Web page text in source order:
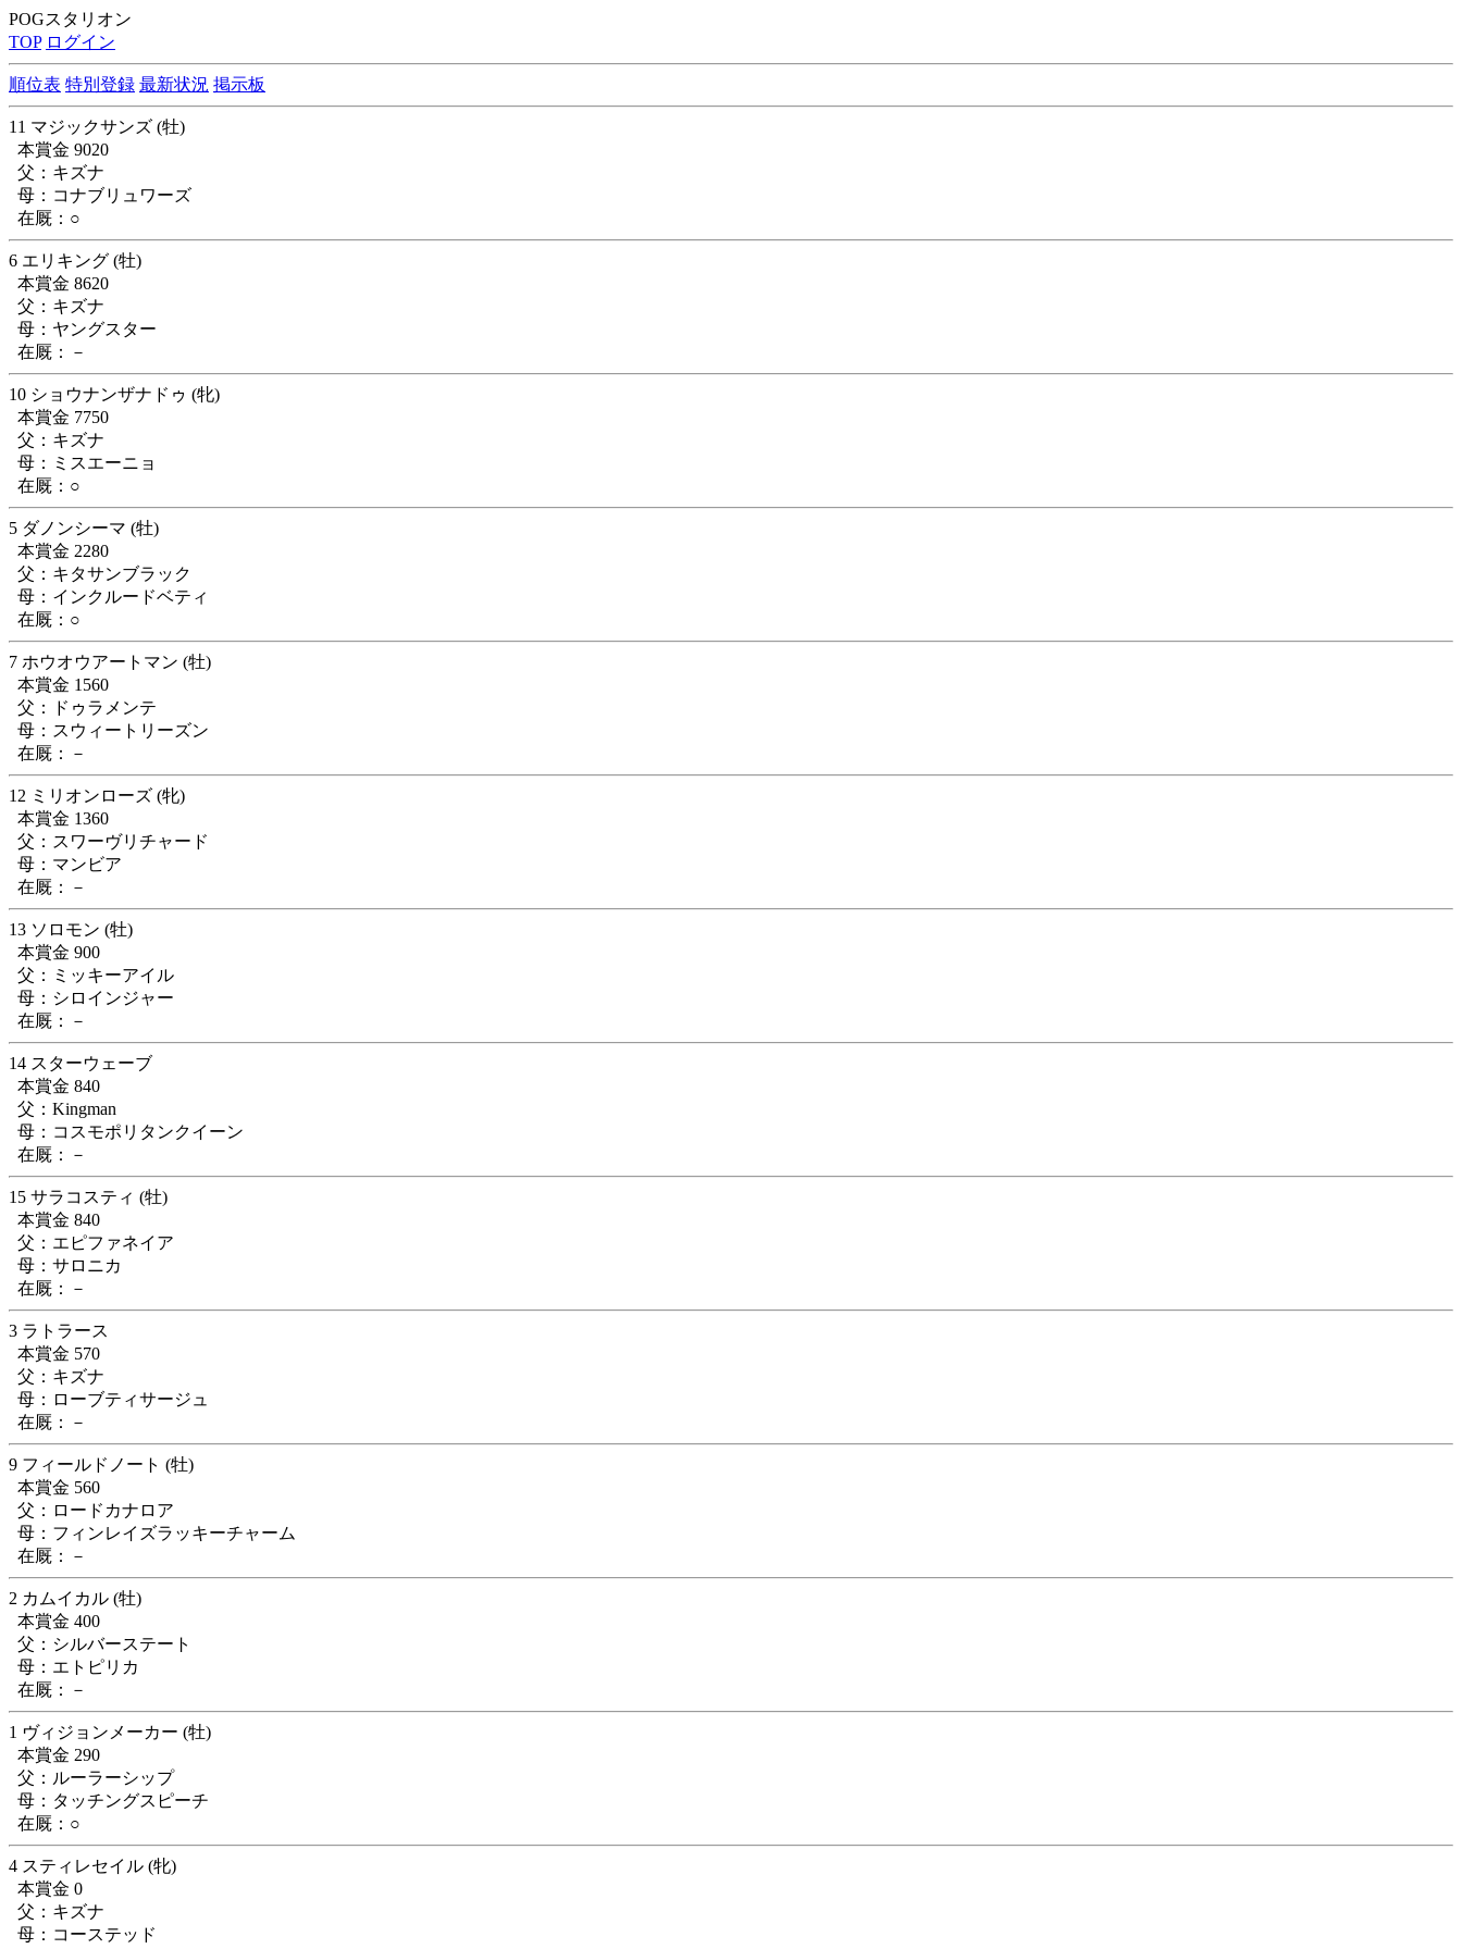
POGスタリオン
TOP ログイン
順位表 特別登録 最新状況 掲示板
11 マジックサンズ (牡)
本賞金 9020
父：キズナ
母：コナブリュワーズ
在厩：○
6 エリキング (牡)
本賞金 8620
父：キズナ
母：ヤングスター
在厩：－
10 ショウナンザナドゥ (牝)
本賞金 7750
父：キズナ
母：ミスエーニョ
在厩：○
5 ダノンシーマ (牡)
本賞金 2280
父：キタサンブラック
母：インクルードベティ
在厩：○
7 ホウオウアートマン (牡)
本賞金 1560
父：ドゥラメンテ
母：スウィートリーズン
在厩：－
12 ミリオンローズ (牝)
本賞金 1360
父：スワーヴリチャード
母：マンビア
在厩：－
13 ソロモン (牡)
本賞金 900
父：ミッキーアイル
母：シロインジャー
在厩：－
14 スターウェーブ
本賞金 840
父：Kingman
母：コスモポリタンクイーン
在厩：－
15 サラコスティ (牡)
本賞金 840
父：エピファネイア
母：サロニカ
在厩：－
3 ラトラース
本賞金 570
父：キズナ
母：ローブティサージュ
在厩：－
9 フィールドノート (牡)
本賞金 560
父：ロードカナロア
母：フィンレイズラッキーチャーム
在厩：－
2 カムイカル (牡)
本賞金 400
父：シルバーステート
母：エトピリカ
在厩：－
1 ヴィジョンメーカー (牡)
本賞金 290
父：ルーラーシップ
母：タッチングスピーチ
在厩：○
4 スティレセイル (牝)
本賞金 0
父：キズナ
母：コーステッド